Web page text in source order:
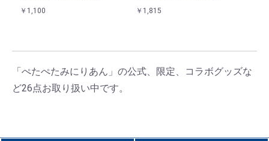
￥1,100 ￥1,815
「ぺたぺたみにりあん」の公式、限定、コラボグッズな
ど26点お取り扱い中です。